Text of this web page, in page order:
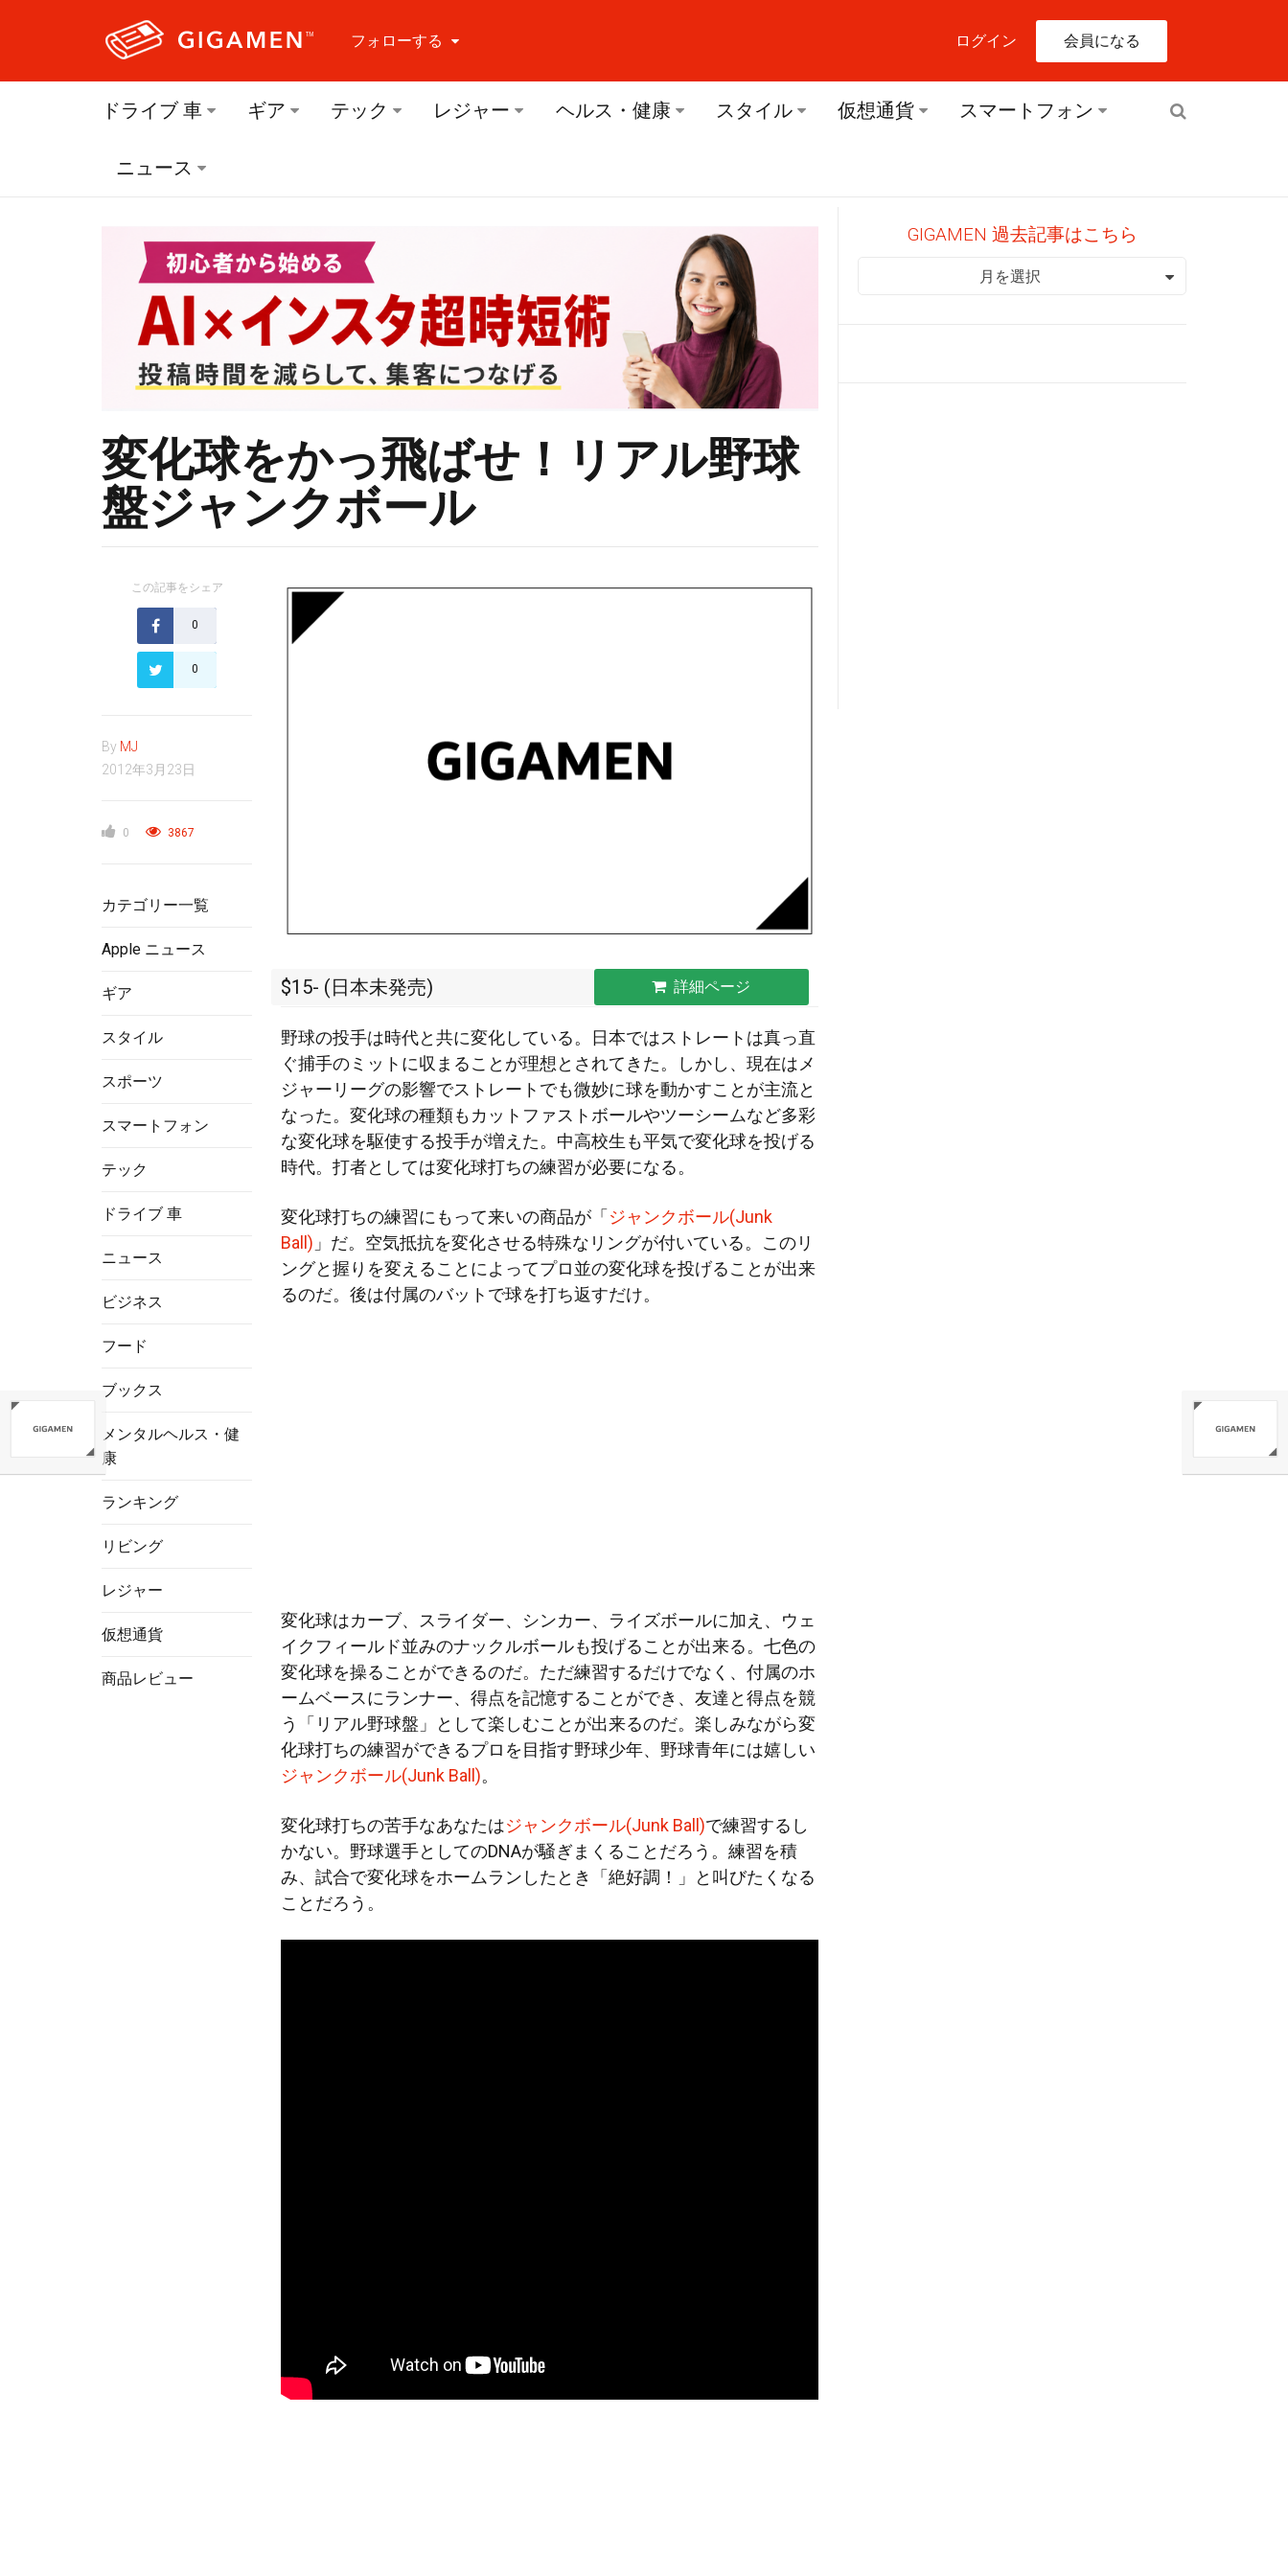
フォローする
フォローする Facebook
ログイン 会員になる
ドライブ 車 ギア テック レジャー ヘルス・健康 スタイル 仮想通貨 スマートフォン
ニュース
変化球をかっ飛ばせ！リアル野球
盤ジャンクボール
この記事をシェア
0
0
By MJ
2012年3月23日
0 3867
カテゴリー一覧
Apple ニュース
ギア
スタイル
スポーツ
スマートフォン
テック
ドライブ 車
ニュース
ビジネス
フード
ブックス
メンタルヘルス・健
康
ランキング
リビング
レジャー
仮想通貨
商品レビュー
$15- (日本未発売) 詳細ページ
野球の投手は時代と共に変化している。日本ではストレートは真っ直
ぐ捕手のミットに収まることが理想とされてきた。しかし、現在はメ
ジャーリーグの影響でストレートでも微妙に球を動かすことが主流と
なった。変化球の種類もカットファストボールやツーシームなど多彩
な変化球を駆使する投手が増えた。中高校生も平気で変化球を投げる
時代。打者としては変化球打ちの練習が必要になる。
変化球打ちの練習にもって来いの商品が「ジャンクボール(Junk
Ball) 」だ。空気抵抗を変化させる特殊なリングが付いている。このリ
ングと握りを変えることによってプロ並の変化球を投げることが出来
るのだ。後は付属のバットで球を打ち返すだけ。
変化球はカーブ、スライダー、シンカー、ライズボールに加え、ウェ
イクフィールド並みのナックルボールも投げることが出来る。七色の
変化球を操ることができるのだ。ただ練習するだけでなく、付属のホ
ームベースにランナー、得点を記憶することができ、友達と得点を競
う「リアル野球盤」として楽しむことが出来るのだ。楽しみながら変
化球打ちの練習ができるプロを目指す野球少年、野球青年には嬉しい
ジャンクボール(Junk Ball)。
変化球打ちの苦手なあなたはジャンクボール(Junk Ball)で練習するし
かない。野球選手としてのDNAが騒ぎまくることだろう。練習を積
み、試合で変化球をホームランしたとき「絶好調！」と叫びたくなる
ことだろう。
GIGAMEN 過去記事はこちら
GIGAMEN 過去記事はこちら
月を選択